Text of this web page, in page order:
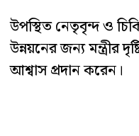
উপস্থিত নেতৃবৃন্দ ও
উন্নয়নের জন্য মন্ত্রীর
আশ্বাস প্রদান করেন।